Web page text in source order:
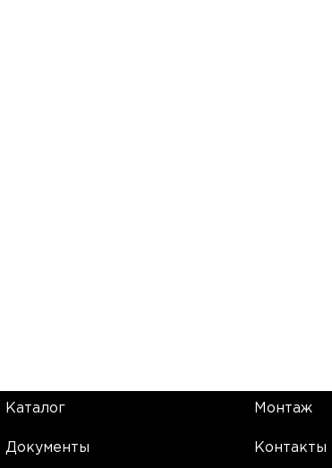
Каталог Монтаж
Документы Контакты